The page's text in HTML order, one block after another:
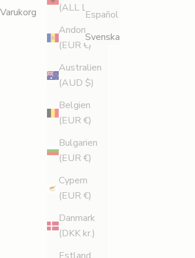
(ALL L)
Andorra
(EUR €)
Australien
(AUD $)
Belgien
(EUR €)
Bulgarien
(EUR €)
Cypern
(EUR €)
Danmark
(DKK kr.)
Español
Svenska
Varukorg